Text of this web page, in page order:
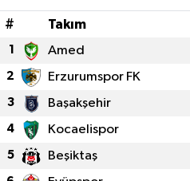
# Takım
1 Amed
2 Erzurumspor FK
3 Başakşehir
4 Kocaelispor
5 Beşiktaş